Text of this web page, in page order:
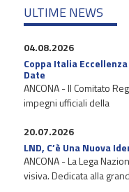
ULTIME NEWS
04.08.2026
Coppa Italia
Date
ANCONA - Il Comitato
impegni ufficiali della
20.07.2026
LND, C’è Una Nuova
ANCONA - La Lega
visiva. Dedicata alla